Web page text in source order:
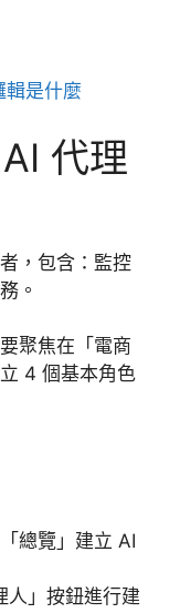
是什麼
代理
，包含：監控
。
聚焦在「電商
4 個基本角色
總覽」建立 AI
人」按鈕進行建